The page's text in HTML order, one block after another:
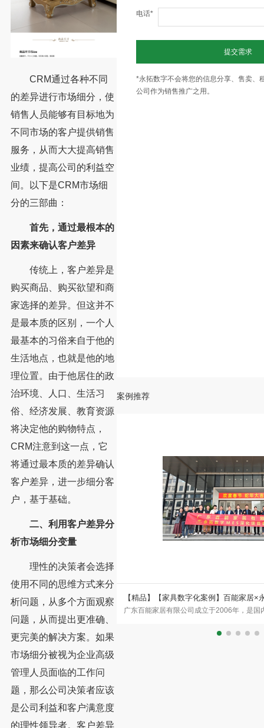
CRM通过各种不同
的差异进行市场细分，使
销售人员能够有目标地为
不同市场的客户提供销售
服务，从而大大提高销售
业绩，提高公司的利益空
间。以下是CRM市场细
分的三部曲：
首先，通过最根本的
因素来确认客户差异
传统上，客户差异是
购买商品、购买欲望和商
家选择的差异。但这并不
是最本质的区别，一个人
最基本的习俗来自于他的
生活地点，也就是他的地
理位置。由于他居住的政
治环境、人口、生活习
俗、经济发展、教育资源
将决定他的购物特点，
CRM注意到这一点，它
将通过最本质的差异确认
客户差异，进一步细分客
户，基于基础。
二、利用客户差异分
析市场细分变量
理性的决策者会选择
使用不同的思维方式来分
析问题，从多个方面观察
问题，从而提出更准确、
更完美的解决方案。如果
市场细分被视为企业高级
管理人员面临的工作问
题，那么公司决策者应该
是公司利益和客户满意度
的理性领导者。客户差异
电话*
提交需求
*永拓数字不会将您的信息分享、售卖、
公司作为销售推广之用。
案例推荐
ERP升级美式家具企业数字
温塘片区。二十余年来，企业始
【精品】【家具数字化案例】百能家居×
品牌的数字化突围
广东百能家居有限公司成立于2006年，是国